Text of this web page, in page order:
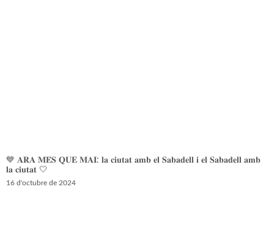
💙 𝐀𝐑𝐀 𝐌𝐄́𝐒 𝐐𝐔𝐄 𝐌𝐀𝐈: 𝐥𝐚 𝐜𝐢𝐮𝐭𝐚𝐭 𝐚𝐦𝐛 𝐞𝐥 𝐒𝐚𝐛𝐚𝐝𝐞𝐥𝐥 𝐢 𝐞𝐥 𝐒𝐚𝐛𝐚𝐝𝐞𝐥𝐥 𝐚𝐦𝐛
𝐥𝐚 𝐜𝐢𝐮𝐭𝐚𝐭 🤍
16 d'octubre de 2024